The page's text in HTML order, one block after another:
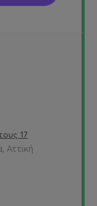
17
Αττική